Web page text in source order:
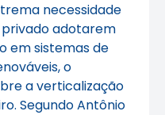
necessidade
adotarem
em sistemas de
o
a verticalização
Segundo Antônio